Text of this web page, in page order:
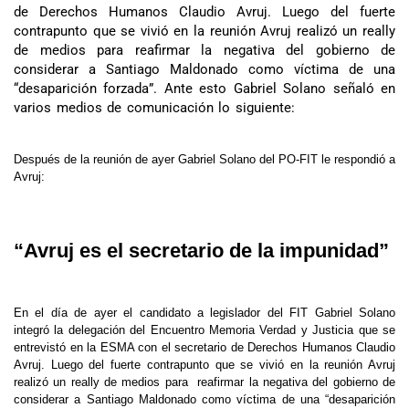
de Derechos Humanos Claudio Avruj. Luego del fuerte
contrapunto que se vivió en la reunión Avruj realizó un really
de medios para reafirmar la negativa del gobierno de
considerar a Santiago Maldonado como víctima de una
“desaparición forzada”. Ante esto Gabriel Solano señaló en
varios medios de comunicación lo siguiente:
Después de la reunión de ayer Gabriel Solano del PO-FIT le respondió a
Avruj:
“Avruj es el secretario de la impunidad”
En el día de ayer el candidato a legislador del FIT Gabriel Solano
integró la delegación del Encuentro Memoria Verdad y Justicia que se
entrevistó en la ESMA con el secretario de Derechos Humanos Claudio
Avruj. Luego del fuerte contrapunto que se vivió en la reunión Avruj
realizó un really de medios para reafirmar la negativa del gobierno de
considerar a Santiago Maldonado como víctima de una “desaparición